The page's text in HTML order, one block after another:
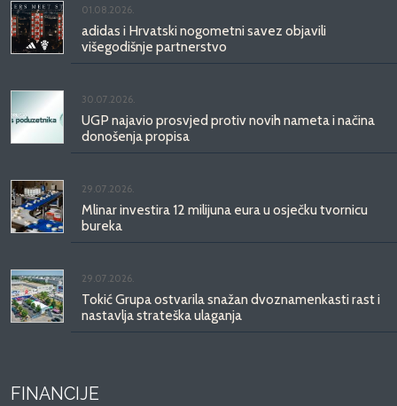
01.08.2026.
adidas i Hrvatski nogometni savez objavili
višegodišnje partnerstvo
30.07.2026.
UGP najavio prosvjed protiv novih nameta i načina
donošenja propisa
29.07.2026.
Mlinar investira 12 milijuna eura u osječku tvornicu
bureka
29.07.2026.
Tokić Grupa ostvarila snažan dvoznamenkasti rast i
nastavlja strateška ulaganja
FINANCIJE